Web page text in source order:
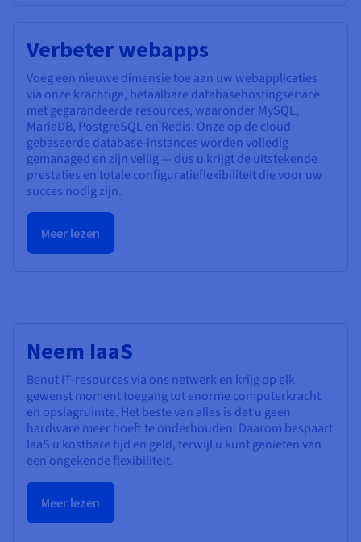
Verbeter webapps
Voeg een nieuwe dimensie toe aan uw webapplicaties
via onze krachtige, betaalbare databasehostingservice
met gegarandeerde resources, waaronder MySQL,
MariaDB, PostgreSQL en Redis. Onze op de cloud
gebaseerde database-instances worden volledig
gemanaged en zijn veilig — dus u krijgt de uitstekende
prestaties en totale configuratieflexibiliteit die voor uw
succes nodig zijn.
Meer lezen
Neem IaaS
Benut IT-resources via ons netwerk en krijg op elk
gewenst moment toegang tot enorme computerkracht
en opslagruimte. Het beste van alles is dat u geen
hardware meer hoeft te onderhouden. Daarom bespaart
IaaS u kostbare tijd en geld, terwijl u kunt genieten van
een ongekende flexibiliteit.
Meer lezen